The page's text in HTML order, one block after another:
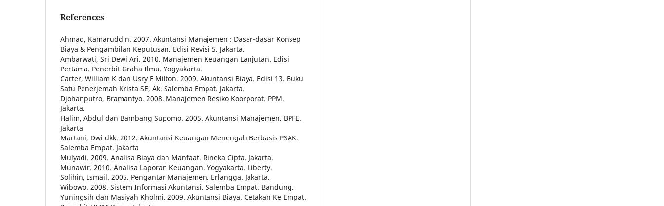
References
Ahmad, Kamaruddin. 2007. Akuntansi Manajemen : Dasar-dasar Konsep
Biaya & Pengambilan Keputusan. Edisi Revisi 5. Jakarta.
Ambarwati, Sri Dewi Ari. 2010. Manajemen Keuangan Lanjutan. Edisi
Pertama. Penerbit Graha Ilmu. Yogyakarta.
Carter, William K dan Usry F Milton. 2009. Akuntansi Biaya. Edisi 13. Buku
Satu Penerjemah Krista SE, Ak. Salemba Empat. Jakarta.
Djohanputro, Bramantyo. 2008. Manajemen Resiko Koorporat. PPM.
Jakarta.
Halim, Abdul dan Bambang Supomo. 2005. Akuntansi Manajemen. BPFE.
Jakarta
Martani, Dwi dkk. 2012. Akuntansi Keuangan Menengah Berbasis PSAK.
Salemba Empat. Jakarta
Mulyadi. 2009. Analisa Biaya dan Manfaat. Rineka Cipta. Jakarta.
Munawir. 2010. Analisa Laporan Keuangan. Yogyakarta. Liberty.
Solihin, Ismail. 2005. Pengantar Manajemen. Erlangga. Jakarta.
Wibowo. 2008. Sistem Informasi Akuntansi. Salemba Empat. Bandung.
Yuningsih dan Masiyah Kholmi. 2009. Akuntansi Biaya. Cetakan Ke Empat.